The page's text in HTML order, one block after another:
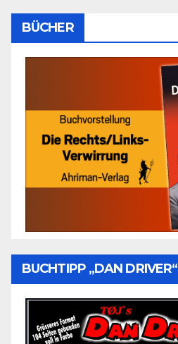
BÜCHER
BUCHTIPP „DAN DRIVER“